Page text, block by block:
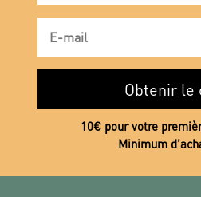
Obtenir le
10€ pour votre
Minimum